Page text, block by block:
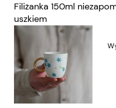
Filiżanka 150ml
uszkiem